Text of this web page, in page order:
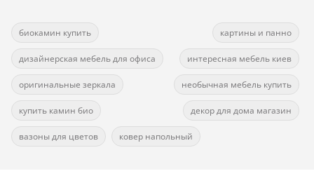
биокамин купить картины и панно
дизайнерская мебель для офиса интересная мебель киев
оригинальные зеркала необычная мебель купить
купить камин био декор для дома магазин
вазоны для цветов ковер напольный